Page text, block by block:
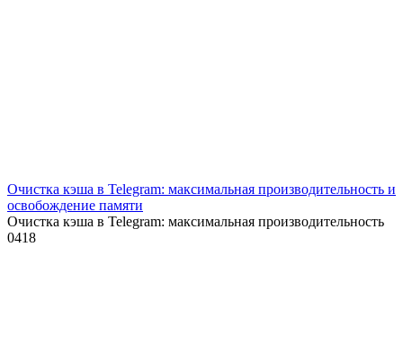
Очистка кэша в Telegram: максимальная производительность и
освобождение памяти
Очистка кэша в Telegram: максимальная производительность
0418